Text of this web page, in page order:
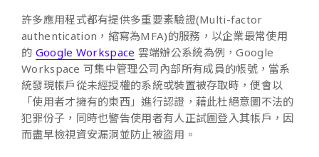
許多應用程式都有提供多重要素驗證(Multi-factor
authentication，縮寫為MFA)的服務，以企業最常使用
的 Google Workspace 雲端辦公系統為例，Google
Workspace 可集中管理公司內部所有成員的帳號，當系
統發現帳戶從未經授權的系統或裝置被存取時，便會以
「使用者才擁有的東西」進行認證，藉此杜絕意圖不法的
犯罪份子，同時也警告使用者有人正試圖登入其帳戶，因
而盡早檢視資安漏洞並防止被盜用。